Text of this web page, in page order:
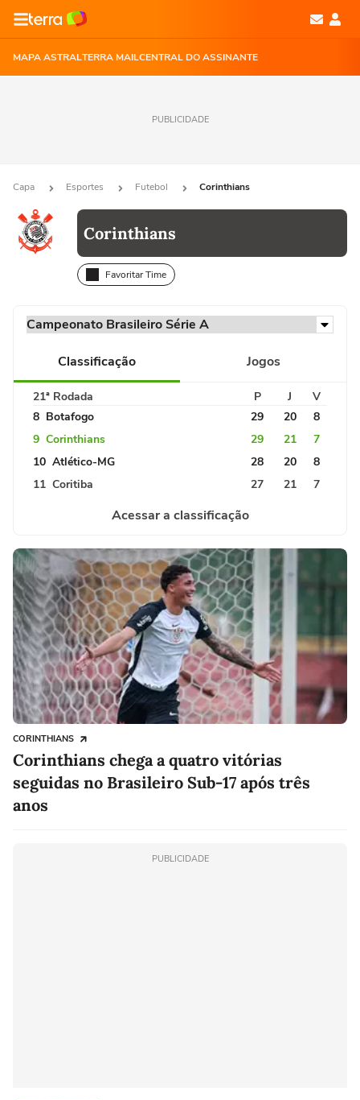
MAPA ASTRALTERRA MAILCENTRAL DO ASSINANTE
PUBLICIDADE
Capa Esportes Futebol Corinthians
Corinthians
Favoritar Time
Classificação Jogos
21ª Rodada P J
V
8 Botafogo 29 20
8
9 Corinthians 29 21
7
10 Atlético-MG 28 20
8
11 Coritiba 27 21 7
Acessar a classificação
CORINTHIANS
Corinthians chega a quatro vitórias
seguidas no Brasileiro Sub-17 após três
anos
PUBLICIDADE